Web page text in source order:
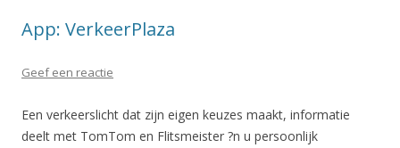
App: VerkeerPlaza
Geef een reactie
Een verkeerslicht dat zijn eigen keuzes maakt, informatie
deelt met TomTom en Flitsmeister ?n u persoonlijk